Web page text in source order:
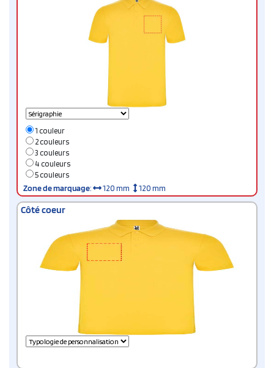
1 couleur
2 couleurs
3 couleurs
4 couleurs
5 couleurs
Zone de marquage: 120 mm 120 mm
Côté coeur